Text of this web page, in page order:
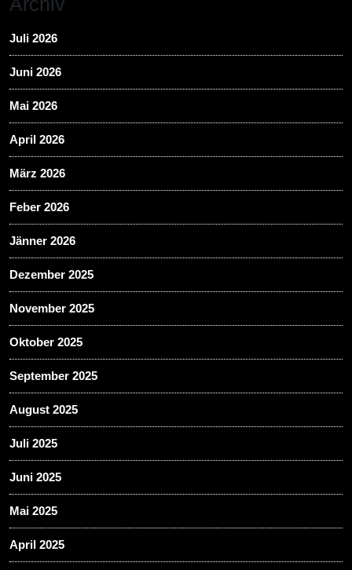
Juli 2026
Juni 2026
Mai 2026
April 2026
März 2026
Feber 2026
Jänner 2026
Dezember 2025
November 2025
Oktober 2025
September 2025
August 2025
Juli 2025
Juni 2025
Mai 2025
April 2025